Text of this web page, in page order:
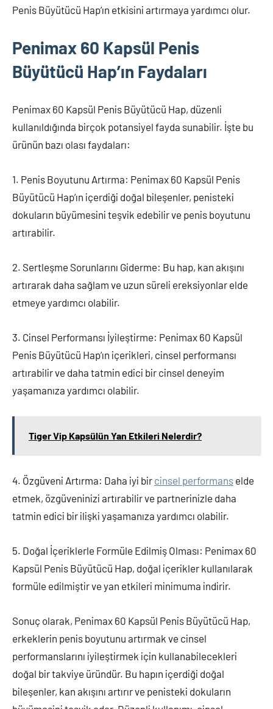
Penis Büyütücü Hap’ın etkisini artırmaya yardımcı olur.
Penimax 60 Kapsül Penis
Büyütücü Hap’ın Faydaları
Penimax 60 Kapsül Penis Büyütücü Hap, düzenli
kullanıldığında birçok potansiyel fayda sunabilir. İşte bu
ürünün bazı olası faydaları:
1. Penis Boyutunu Artırma: Penimax 60 Kapsül Penis
Büyütücü Hap’ın içerdiği doğal bileşenler, penisteki
dokuların büyümesini teşvik edebilir ve penis boyutunu
artırabilir.
2. Sertleşme Sorunlarını Giderme: Bu hap, kan akışını
artırarak daha sağlam ve uzun süreli ereksiyonlar elde
etmeye yardımcı olabilir.
3. Cinsel Performansı İyileştirme: Penimax 60 Kapsül
Penis Büyütücü Hap’ın içerikleri, cinsel performansı
artırabilir ve daha tatmin edici bir cinsel deneyim
yaşamanıza yardımcı olabilir.
Tiger Vip Kapsülün Yan Etkileri Nelerdir?
4. Özgüveni Artırma: Daha iyi bir cinsel performans elde
etmek, özgüveninizi artırabilir ve partnerinizle daha
tatmin edici bir ilişki yaşamanıza yardımcı olabilir.
5. Doğal İçeriklerle Formüle Edilmiş Olması: Penimax 60
Kapsül Penis Büyütücü Hap, doğal içerikler kullanılarak
formüle edilmiştir ve yan etkileri minimuma indirir.
Sonuç olarak, Penimax 60 Kapsül Penis Büyütücü Hap,
erkeklerin penis boyutunu artırmak ve cinsel
performanslarını iyileştirmek için kullanabilecekleri
doğal bir takviye üründür. Bu hapın içerdiği doğal
bileşenler, kan akışını artırır ve penisteki dokuların